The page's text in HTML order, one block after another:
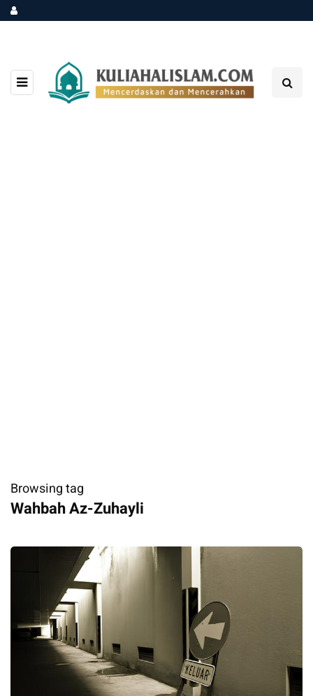
Browsing tag
​Wahbah Az-Zuhayli